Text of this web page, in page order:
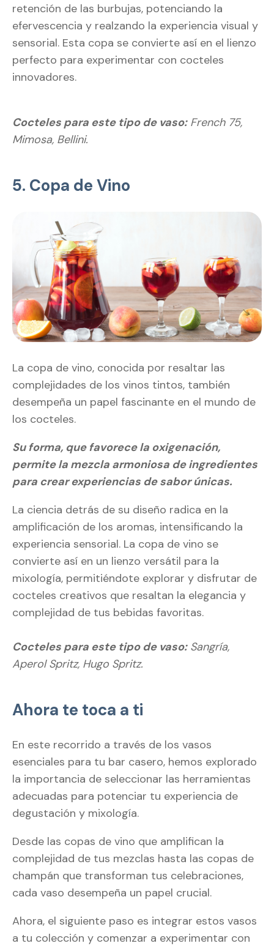
retención de las burbujas, potenciando la
efervescencia y realzando la experiencia visual y
sensorial. Esta copa se convierte así en el lienzo
perfecto para experimentar con cocteles
innovadores.
Cocteles para este tipo de vaso: French 75,
Mimosa, Bellini.
5. Copa de Vino
La copa de vino, conocida por resaltar las
complejidades de los vinos tintos, también
desempeña un papel fascinante en el mundo de
los cocteles.
Su forma, que favorece la oxigenación,
permite la mezcla armoniosa de ingredientes
para crear experiencias de sabor únicas.
La ciencia detrás de su diseño radica en la
amplificación de los aromas, intensificando la
experiencia sensorial. La copa de vino se
convierte así en un lienzo versátil para la
mixología, permitiéndote explorar y disfrutar de
cocteles creativos que resaltan la elegancia y
complejidad de tus bebidas favoritas.
Cocteles para este tipo de vaso: Sangría,
Aperol Spritz, Hugo Spritz.
Ahora te toca a ti
En este recorrido a través de los vasos
esenciales para tu bar casero, hemos explorado
la importancia de seleccionar las herramientas
adecuadas para potenciar tu experiencia de
degustación y mixología.
Desde las copas de vino que amplifican la
complejidad de tus mezclas hasta las copas de
champán que transforman tus celebraciones,
cada vaso desempeña un papel crucial.
Ahora, el siguiente paso es integrar estos vasos
a tu colección y comenzar a experimentar con